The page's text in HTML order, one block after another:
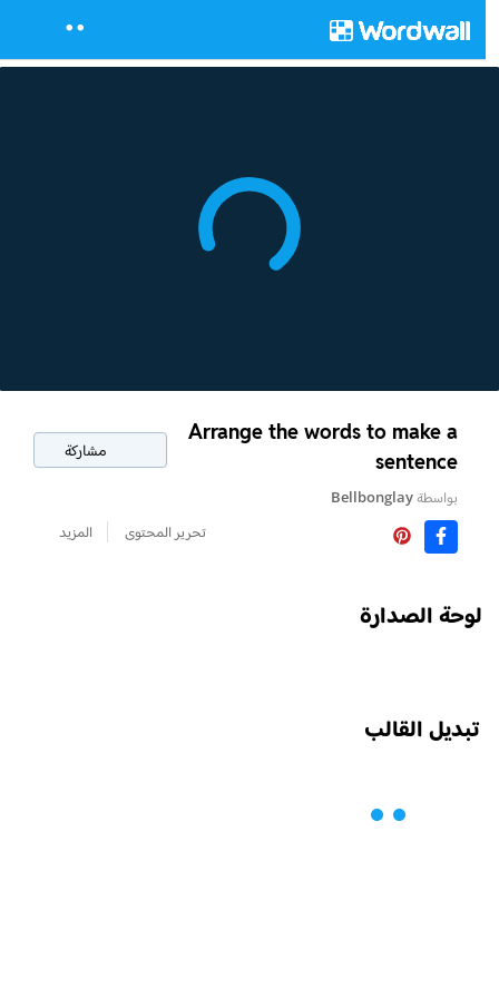
Arrange the words to make a
sentence
مشاركة
بواسطةBellbonglay
تحرير المحتوى
المزيد
لوحة الصدارة
تبديل القالب